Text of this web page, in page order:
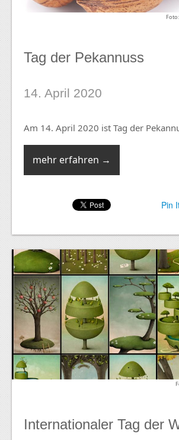
Tag der Pekannuss
14. April 2020
Am 14. April 2020 ist Tag der
mehr erfahren →
Pin
Internationaler Tag der